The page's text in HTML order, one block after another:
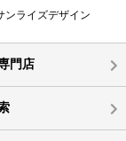
ンライズデザイン
門店